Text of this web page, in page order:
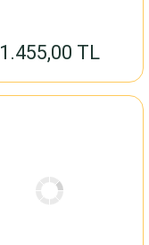
1.455,00 TL